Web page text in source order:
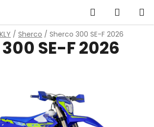
Hledat
KOŠÍK
/ Sherco / Sherco 300 SE-F 2026
SE-F 2026